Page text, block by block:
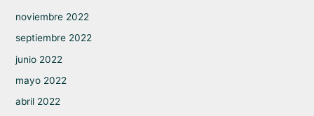
noviembre 2022
septiembre 2022
junio 2022
mayo 2022
abril 2022